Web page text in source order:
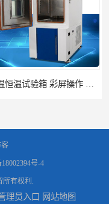
号-4
所有权利.
理员入口 网站地图